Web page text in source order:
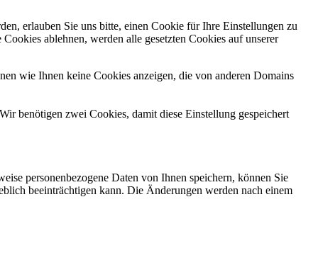
erlauben Sie uns bitte, einen Cookie für Ihre Einstellungen zu
ablehnen, werden alle gesetzten Cookies auf unserer
wie Ihnen keine Cookies anzeigen, die von anderen Domains
benötigen zwei Cookies, damit diese Einstellung gespeichert
personenbezogene Daten von Ihnen speichern, können Sie
beeinträchtigen kann. Die Änderungen werden nach einem